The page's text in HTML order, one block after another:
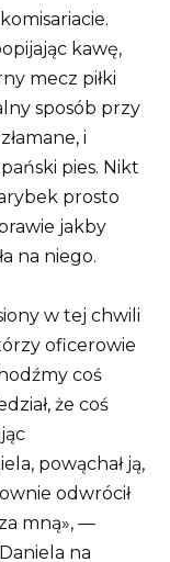
kawę,
mecz piłki
sposób przy
i
pies. Nikt
prosto
jakby
na niego.
w tej chwili
oficerowie
coś
że coś
powąchał ją,
odwrócił
mną», —
na